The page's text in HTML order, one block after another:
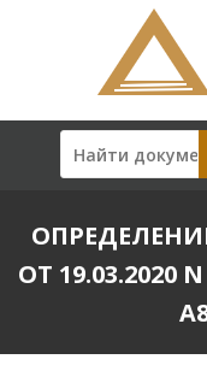
ОТ 19.03.2020